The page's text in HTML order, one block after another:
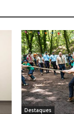
Destaques